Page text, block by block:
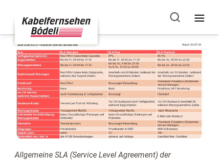
Allgemeine SLA (Service Level Agreement) der